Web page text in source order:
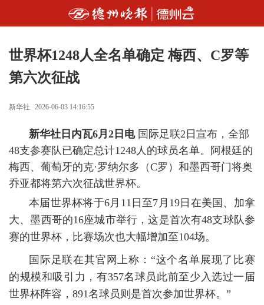
世界杯1248人全名单确定 梅西、C罗等
第六次征战
新华社 2026-06-03 14:16:55
新华社日内瓦6月2日电国际足联2日宣布，全部
48支参赛队已确定总计1248人的球员名单。阿根廷的
梅西、葡萄牙的克·罗纳尔多（C罗）和墨西哥门将奥
乔亚都将第六次征战世界杯。
本届世界杯将于6月11日至7月19日在美国、加拿
大、墨西哥的16座城市举行，这是首次有48支球队参
赛的世界杯，比赛场次也大幅增加至104场。
国际足联在其官网上称：“这个名单展现了比赛
的规模和吸引力，有357名球员此前至少入选过一届
世界杯阵容，891名球员则是首次参加世界杯。”